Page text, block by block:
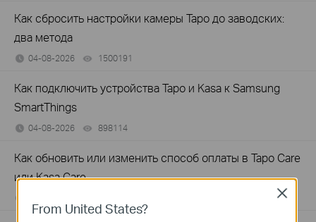
Как сбросить настройки камеры Tapo до заводских:
два метода
04-08-2026 1500191
Как подключить устройства Tapo и Kasa к Samsung
SmartThings
04-08-2026 898114
Как обновить или изменить способ оплаты в Tapo Care
или Kasa Care
From United States?
Close